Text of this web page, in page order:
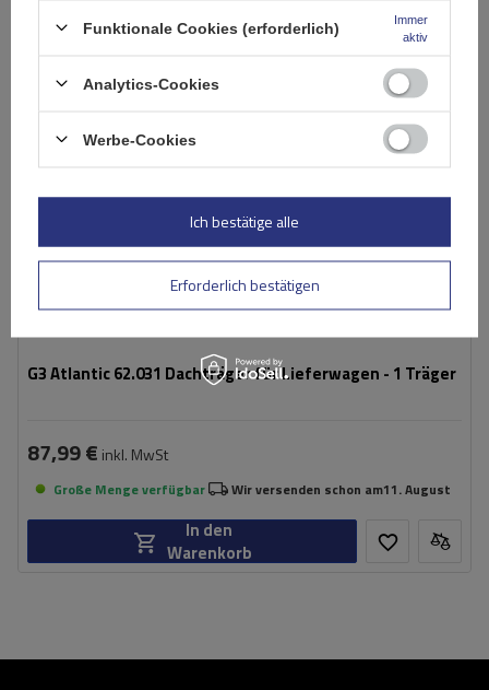
G3 Atlantic 62.031 Dachträger für Lieferwagen - 1 Träger
87,99 € inkl. MwSt
Große Menge verfügbar Wir versenden schon am11. August
In den
Warenkorb
Funktionale Cookies (erforderlich)
Immer
aktiv
Analytics-Cookies
Werbe-Cookies
Erforderlich bestätigen
Ich bestätige alle